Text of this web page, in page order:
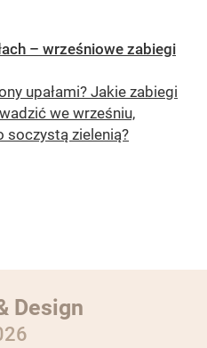
– wrześniowe zabiegi
upałami? Jakie zabiegi
we wrześniu,
soczystą zielenią?
Design